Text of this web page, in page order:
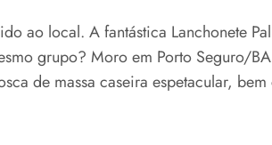
ao local. A fantástica Lanchonete
grupo? Moro em Porto Seguro/
de massa caseira espetacular,